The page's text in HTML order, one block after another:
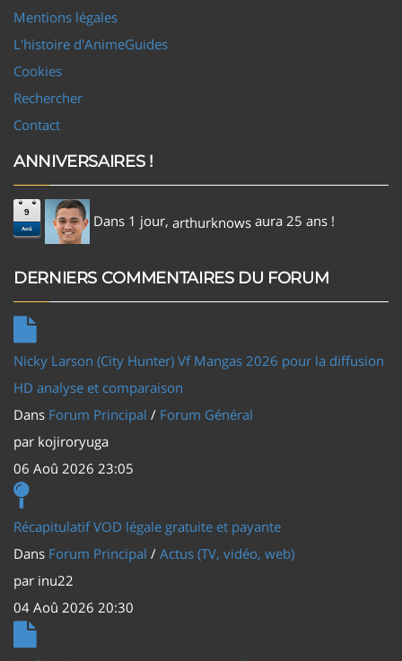
Mentions légales
L'histoire d'AnimeGuides
Cookies
Rechercher
Contact
ANNIVERSAIRES !
9
Aoû Dans 1 jour, arthurknows aura 25 ans !
DERNIERS COMMENTAIRES DU FORUM
Nicky Larson (City Hunter) Vf Mangas 2026 pour la diffusion
HD analyse et comparaison
Dans Forum Principal / Forum Général
par kojiroryuga
06 Aoû 2026 23:05
Récapitulatif VOD légale gratuite et payante
Dans Forum Principal / Actus (TV, vidéo, web)
par inu22
04 Aoû 2026 20:30